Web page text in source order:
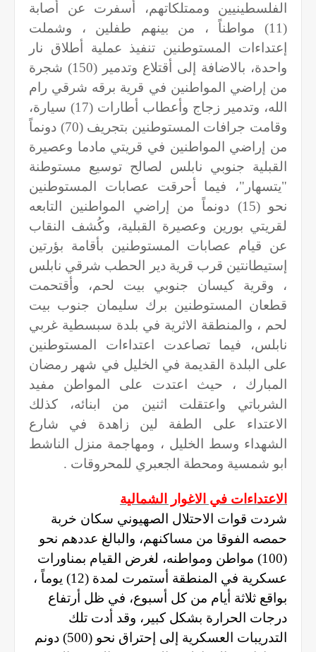
الفلسطينيين وممتلكاتهم، أسفرت عن أصابة
(11) مواطناً ، من بينهم طفلين ، وشملت
إعتداءات المستوطنين تنفيذ عملية أطلاق نار
واحدة، بالاضافة إلى أقتلاع وتدمير (150) شجرة
من إراضي المواطنين في قرية برقه شرقي رام
الله، وتدمير زجاج وأعطاب أطارات (17) سيارة،
وقامت جرافات المستوطنين بتجريف (70) دونماً
من إراضي المواطنين في قريتي مادما وعصيرة
القبلية جنوبي نابلس لصالح توسيع مستوطنة
"يتسهار"، فيما أحرقت عصابات المستوطنين
نحو (15) دونماً من إراضي المواطنين التابعه
لقريتي بورين وعصيرة القبلية، وكُشف النقاب
عن قيام عصابات المستوطنين بأقامة بؤرتين
إستيطانتين قرب قرية دير الحطب شرقي نابلس
، وقرية كيسان جنوبي بيت لحم، وأقتحمت
قطعان المستوطنين برك سليمان جنوب بيت
لحم ، والمنطقة الاثرية في بلدة سبسطية غربي
نابلس، فيما تصاعدت اعتداءات المستوطنين
على البلدة القديمة في الخليل في شهر رمضان
المبارك ، حيث اعتدت على المواطن مفيد
الشرباتي واعتقلت اثنين من ابنائه، كذلك
الاعتداء على الطفة لين زاهدة في شارع
الشهداء وسط الخليل ، ومهاجمة منزل الناشط
ابو شمسية ومحطة الجعبري للمحروقات .
الاعتداءات في الاغوار الشمالية
شردت قوات الاحتلال الصهيوني سكان خربة
حمصه الفوقا من مساكنهم، والبالغ عددهم نحو
(100) مواطن ومواطنه، لغرض القيام بمناورات
عسكرية في المنطقة أستمرت لمدة (12) يوماً ،
بواقع ثلاثة أيام من كل أسبوع، في ظل أرتفاع
درجات الحرارة بشكل كبير، وقد أدت تلك
التدريبات العسكرية إلى إحتراق نحو (500) دونم